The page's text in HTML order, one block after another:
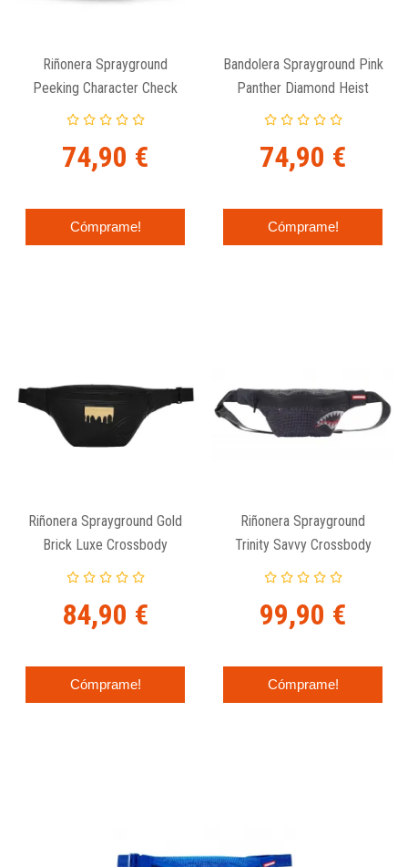
Riñonera Sprayground
Peeking Character Check
Savyy Crossbody
74,90 €
Cómprame!
Bandolera Sprayground Pink
Panther Diamond Heist
Crossbody
74,90 €
Cómprame!
Riñonera Sprayground Gold
Brick Luxe Crossbody
84,90 €
Cómprame!
Riñonera Sprayground
Trinity Savvy Crossbody
99,90 €
Cómprame!